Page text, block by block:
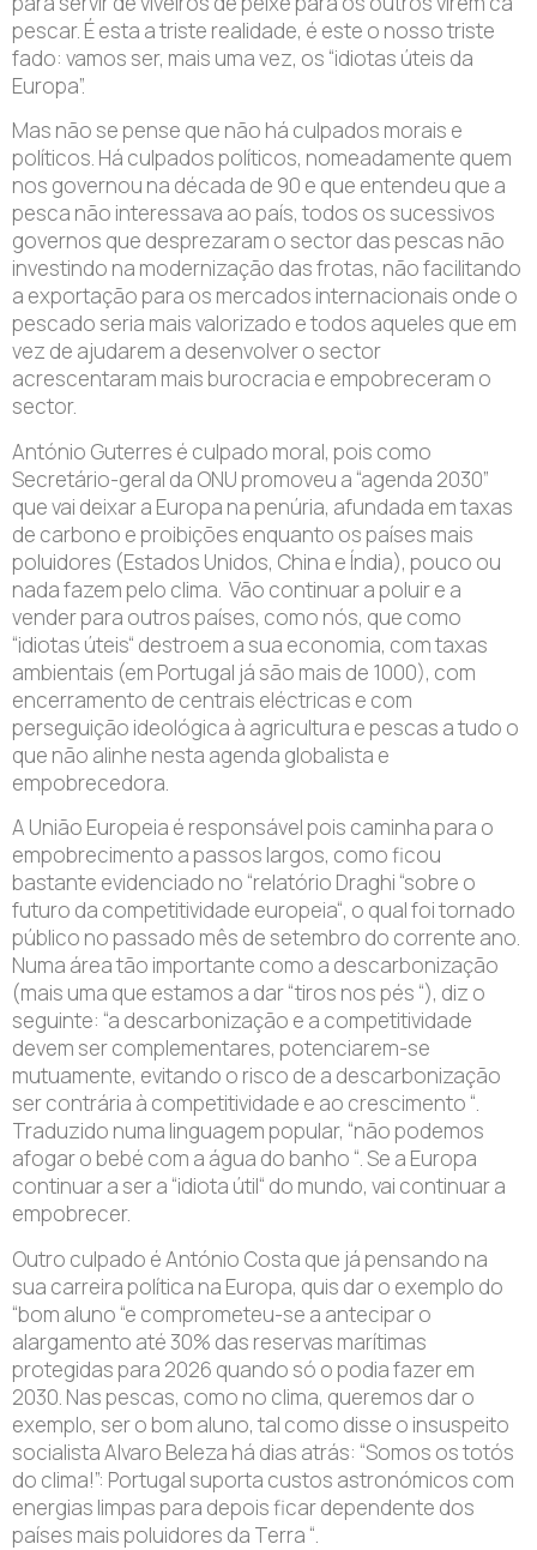
pescar. É esta a triste realidade, é este o nosso triste
fado: vamos ser, mais uma vez, os “idiotas úteis da
Europa”.
Mas não se pense que não há culpados morais e
políticos. Há culpados políticos, nomeadamente quem
nos governou na década de 90 e que entendeu que a
pesca não interessava ao país, todos os sucessivos
governos que desprezaram o sector das pescas não
investindo na modernização das frotas, não facilitando
a exportação para os mercados internacionais onde o
pescado seria mais valorizado e todos aqueles que em
vez de ajudarem a desenvolver o sector
acrescentaram mais burocracia e empobreceram o
sector.
António Guterres é culpado moral, pois como
Secretário-geral da ONU promoveu a “agenda 2030”
que vai deixar a Europa na penúria, afundada em taxas
de carbono e proibições enquanto os países mais
poluidores (Estados Unidos, China e Índia), pouco ou
nada fazem pelo clima. Vão continuar a poluir e a
vender para outros países, como nós, que como
“idiotas úteis“ destroem a sua economia, com taxas
ambientais (em Portugal já são mais de 1000), com
encerramento de centrais eléctricas e com
perseguição ideológica à agricultura e pescas a tudo o
que não alinhe nesta agenda globalista e
empobrecedora.
A União Europeia é responsável pois caminha para o
empobrecimento a passos largos, como ficou
bastante evidenciado no “relatório Draghi “sobre o
futuro da competitividade europeia“, o qual foi tornado
público no passado mês de setembro do corrente ano.
Numa área tão importante como a descarbonização
(mais uma que estamos a dar “tiros nos pés “), diz o
seguinte: “a descarbonização e a competitividade
devem ser complementares, potenciarem-se
mutuamente, evitando o risco de a descarbonização
ser contrária à competitividade e ao crescimento “.
Traduzido numa linguagem popular, “não podemos
afogar o bebé com a água do banho “. Se a Europa
continuar a ser a “idiota útil“ do mundo, vai continuar a
empobrecer.
Outro culpado é António Costa que já pensando na
sua carreira política na Europa, quis dar o exemplo do
“bom aluno “e comprometeu-se a antecipar o
alargamento até 30% das reservas marítimas
protegidas para 2026 quando só o podia fazer em
2030. Nas pescas, como no clima, queremos dar o
exemplo, ser o bom aluno, tal como disse o insuspeito
socialista Alvaro Beleza há dias atrás: “Somos os totós
do clima!”: Portugal suporta custos astronómicos com
energias limpas para depois ficar dependente dos
países mais poluidores da Terra “.